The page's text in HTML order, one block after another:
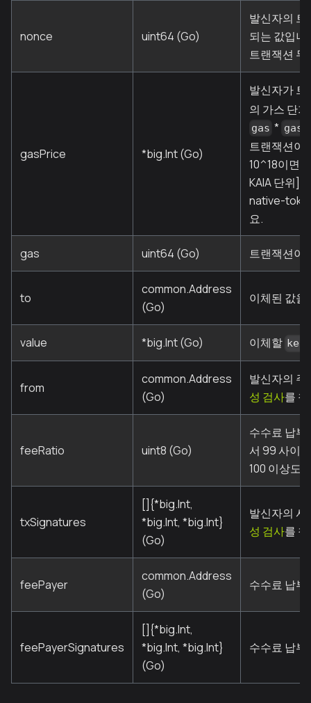
nonce uint64 (Go)
발신자의 트
되는 값입
트랜잭션 두
gasPrice *big.Int (Go)
발신자가
의 가스 단
gas *
트랜잭션이
10^18이면
KAIA 단위
native-
요.
gas uint64 (Go) 트랜잭션이
to
common.Address
(Go)
이체된 값을
value *big.Int (Go) 이체할 kei
from
common.Address
(Go)
발신자의
성 검사를
feeRatio uint8 (Go)
수수료 납부
서 99 사이
100 이상도
txSignatures
[]{*big.Int,
*big.Int, *big.Int}
(Go)
발신자의
성 검사를
feePayer
common.Address
(Go)
수수료 납
feePayerSignatures
[]{*big.Int,
*big.Int, *big.Int}
(Go)
수수료 납